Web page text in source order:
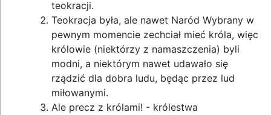
teokracji.
Teokracja była, ale nawet Naród Wybrany w
pewnym momencie zechciał mieć króla, więc
królowie (niektórzy z namaszczenia) byli
modni, a niektórym nawet udawało się
rządzić dla dobra ludu, będąc przez lud
miłowanymi.
Ale precz z królami! - królestwa